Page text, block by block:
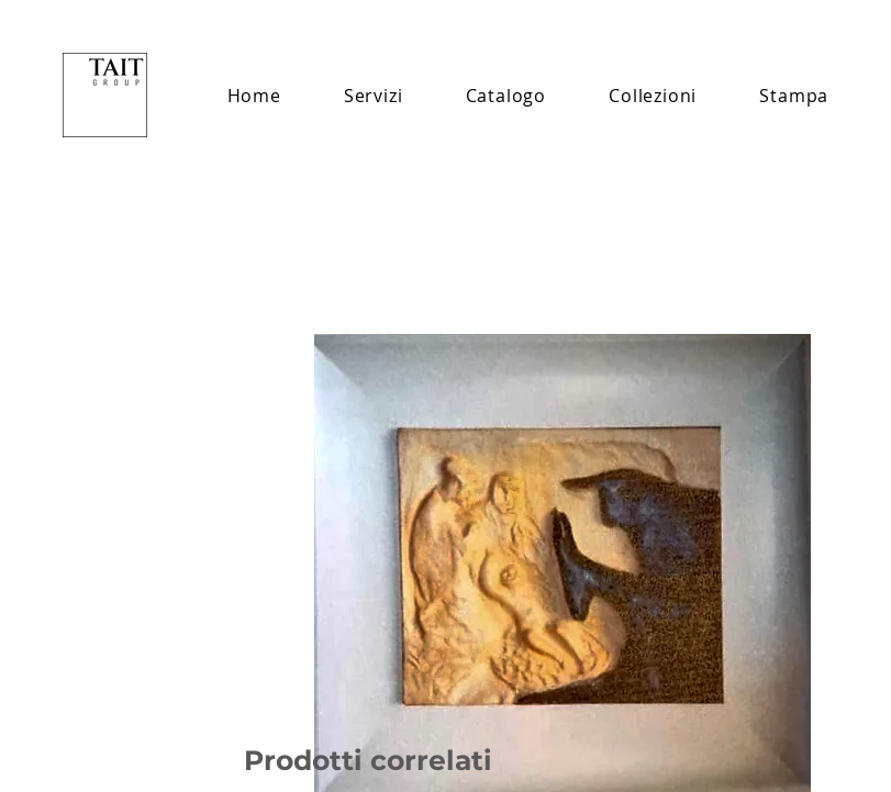
Home Servizi Catalogo Collezioni Stampa
Prodotti correlati